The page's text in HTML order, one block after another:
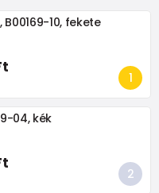
B00169-10, fekete
04, kék